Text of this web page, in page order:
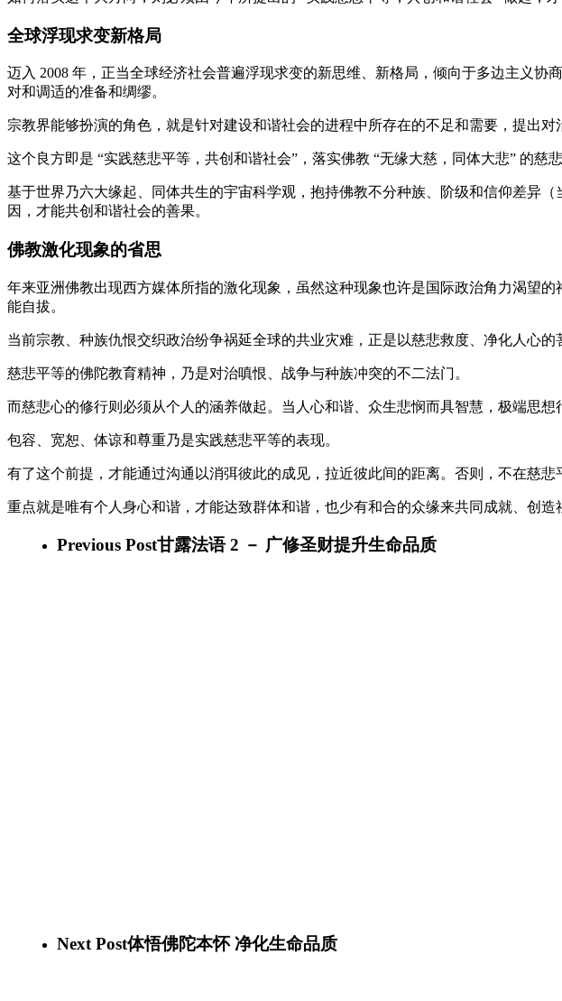
全球浮现求变新格局
迈入 2008 年，正当全球经济社会普遍浮现求变的新思维、新格局，倾向于多边主义
对和调适的准备和绸缪。
宗教界能够扮演的角色，就是针对建设和谐社会的进程中所存在的不足和需要，提出对
这个良方即是 “实践慈悲平等，共创和谐社会”，落实佛教 “无缘大慈，同体大悲” 的慈悲
基于世界乃六大缘起、同体共生的宇宙科学观，抱持佛教不分种族、阶级和信仰差异
因，才能共创和谐社会的善果。
佛教激化现象的省思
年来亚洲佛教出现西方媒体所指的激化现象，虽然这种现象也许是国际政治角力渴望
能自拔。
当前宗教、种族仇恨交织政治纷争祸延全球的共业灾难，正是以慈悲救度、净化人心的
慈悲平等的佛陀教育精神，乃是对治嗔恨、战争与种族冲突的不二法门。
而慈悲心的修行则必须从个人的涵养做起。当人心和谐、众生悲悯而具智慧，极端思想
包容、宽恕、体谅和尊重乃是实践慈悲平等的表现。
有了这个前提，才能通过沟通以消弭彼此的成见，拉近彼此间的距离。否则，不在慈
重点就是唯有个人身心和谐，才能达致群体和谐，也少有和合的众缘来共同成就、创造
Previous Post甘露法语 2 － 广修圣财提升生命品质
Next Post体悟佛陀本怀 净化生命品质